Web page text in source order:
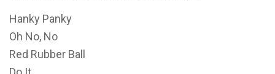
Hanky Panky
Oh No, No
Red Rubber Ball